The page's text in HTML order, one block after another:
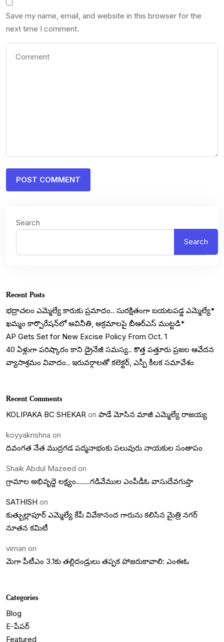
Save my name, email, and website in this browser for the
next time I comment.
Search
Search
Recent Posts
భద్రాచలం ఎమ్మెల్యే కారుకు ప్రమాదం.. సురక్షితంగా బయటపడ్డ ఎమ్మెల్యే*
ఖమ్మం కార్పొరేషన్‌లో అవినీతి, అక్రమాలపై బీఆర్ఎస్ ముట్టడి*
AP Gets Set for New Excise Policy From Oct. 1
40 ఏళ్లుగా పరిష్కారం కాని డ్రైనేజీ సమస్య.. కొత్త పత్తూరు ప్రజల ఆవేదన
వ్యాసాశ్రమం వివాదం.. ఇరువర్గాలతో కలెక్టర్, ఎస్పీ కీలక సమావేశం
Recent Comments
KOLIPAKA BC SHEKAR on పాడే మోసిన మాజీ ఎమ్మెల్యే రాజయ్య
koyyakrishna on
దివంగత నేత ముద్రగడ పద్మనాభంకు పలువురు నాయకుల సంతాపం
Shaik Abdul Mazeed on
గ్రామాల అభివృద్దె లక్ష్యం…….గడివేముల ఎంపీడీఓ వాసుదేవగుప్తా
SATHISH on
కుత్బుల్లాపూర్ ఎమ్మెల్యే కేపీ వివేకానంద గారును కలిసిన మైత్రి నగర్
నూతన కమిటీ
viman on
మెగా పీటీఎం 3.1కు తల్లిదండ్రులు తప్పక హాజరుకావాలి: ఎంఈఓ
Categories
Blog
E-పేపర్
Featured